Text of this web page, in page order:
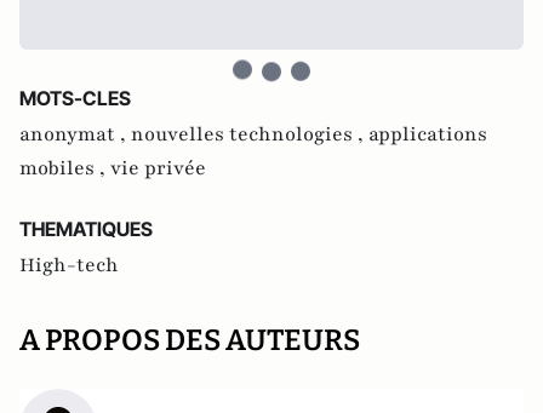
MOTS-CLES
anonymat , nouvelles technologies , applications
mobiles , vie privée
THEMATIQUES
High-tech
A PROPOS DES AUTEURS